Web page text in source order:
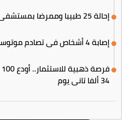
إحالة 25 طبيبا وممرضا بمستشفى السادات إلى التحقيق
إصابة 4 أشخاص في تصادم موتوسيكلين بالأقصر
34 ألفا تاني يوم